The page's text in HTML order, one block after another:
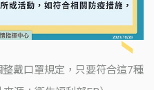
戴口罩規定，只要符合這7種